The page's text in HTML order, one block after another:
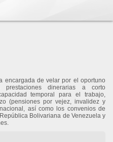
encargada de velar por el oportuno
dinerarias a corto
temporal para el trabajo,
(pensiones por vejez, invalidez y
así como los convenios de
Bolivariana de Venezuela y